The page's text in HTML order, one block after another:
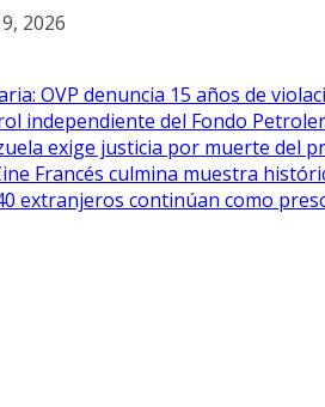
2026
OVP denuncia 15 años de
independiente del Fondo
exige justicia por muerte del
Francés culmina muestra
extranjeros continúan como